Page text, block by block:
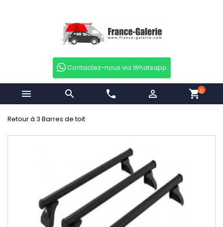
Contactez-nous via Whatsapp
  phone  shopping_cart0
Retour à 3 Barres de toit